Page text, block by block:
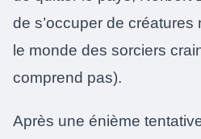
de s’occuper de
le monde des sorciers
comprend pas).
Après une énième